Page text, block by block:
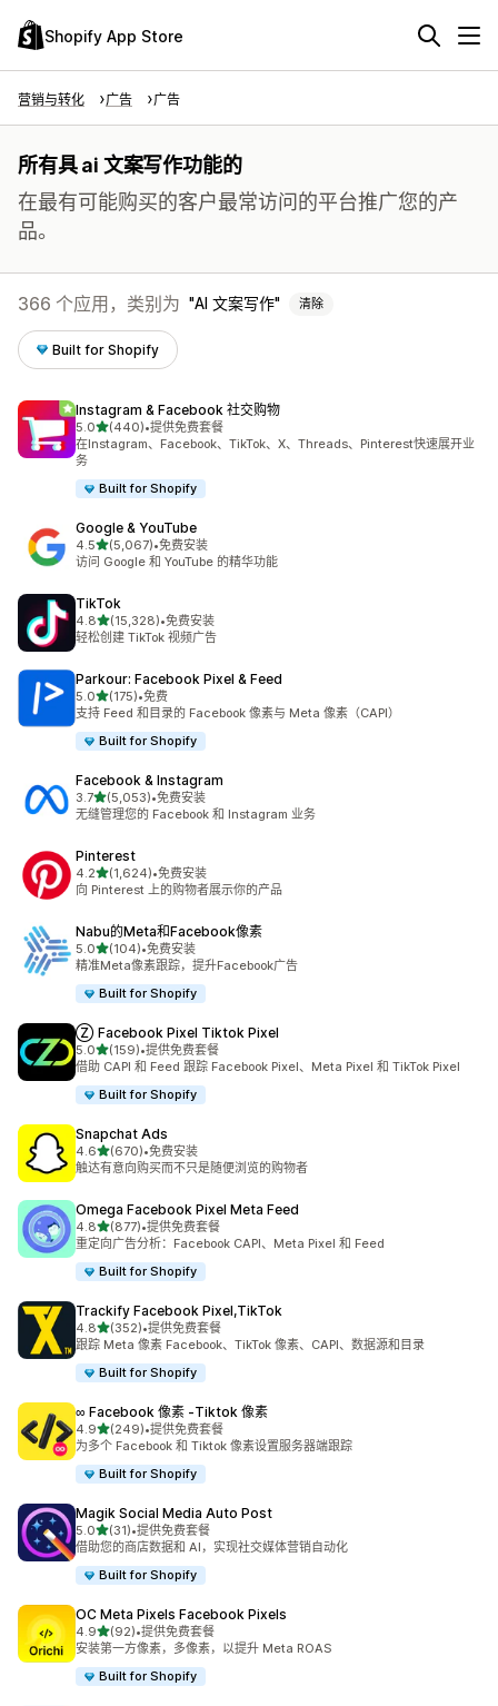
Shopify App Store
营销与转化 广告 广告
所有具 ai 文案写作功能的
在最有可能购买的客户最常访问的平台推广您的产
品。
366 个应用，类别为 AI 文案写作 清除
Built for Shopify
Instagram & Facebook 社交购物
5.0星（满分 5 星）
(440)
总共 440 条评论
•提供免费套餐
在Instagram、Facebook、TikTok、X、Threads、Pinterest快速展开业
务
Built for Shopify
Google & YouTube
4.5星（满分 5 星）
(5,067)
总共 5067 条评论
•免费安装
访问 Google 和 YouTube 的精华功能
TikTok
4.8星（满分 5 星）
(15,328)
总共 15328 条评论
•免费安装
轻松创建 TikTok 视频广告
Parkour: Facebook Pixel & Feed
5.0星（满分 5 星）
(175)
总共 175 条评论
•免费
支持 Feed 和目录的 Facebook 像素与 Meta 像素（CAPI）
Built for Shopify
Facebook & Instagram
3.7星（满分 5 星）
(5,053)
总共 5053 条评论
•免费安装
无缝管理您的 Facebook 和 Instagram 业务
Pinterest
4.2星（满分 5 星）
(1,624)
总共 1624 条评论
•免费安装
向 Pinterest 上的购物者展示你的产品
Nabu的Meta和Facebook像素
5.0星（满分 5 星）
(104)
总共 104 条评论
•免费安装
精准Meta像素跟踪，提升Facebook广告
Built for Shopify
Ⓩ Facebook Pixel Tiktok Pixel
5.0星（满分 5 星）
(159)
总共 159 条评论
•提供免费套餐
借助 CAPI 和 Feed 跟踪 Facebook Pixel、Meta Pixel 和 TikTok Pixel
Built for Shopify
Snapchat Ads
4.6星（满分 5 星）
(670)
总共 670 条评论
•免费安装
触达有意向购买而不只是随便浏览的购物者
Omega Facebook Pixel Meta Feed
4.8星（满分 5 星）
(877)
总共 877 条评论
•提供免费套餐
重定向广告分析：Facebook CAPI、Meta Pixel 和 Feed
Built for Shopify
Trackify Facebook Pixel,TikTok
4.8星（满分 5 星）
(352)
总共 352 条评论
•提供免费套餐
跟踪 Meta 像素 Facebook、TikTok 像素、CAPI、数据源和目录
Built for Shopify
∞ Facebook 像素 ‑Tiktok 像素
4.9星（满分 5 星）
(249)
总共 249 条评论
•提供免费套餐
为多个 Facebook 和 Tiktok 像素设置服务器端跟踪
Built for Shopify
Magik Social Media Auto Post
5.0星（满分 5 星）
(31)
总共 31 条评论
•提供免费套餐
借助您的商店数据和 AI，实现社交媒体营销自动化
Built for Shopify
OC Meta Pixels Facebook Pixels
4.9星（满分 5 星）
(92)
总共 92 条评论
•提供免费套餐
安装第一方像素，多像素，以提升 Meta ROAS
Built for Shopify